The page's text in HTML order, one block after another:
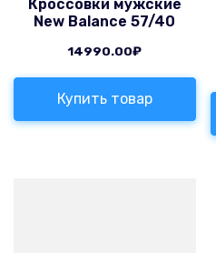
Кроссовки мужские
New Balance 57/40
14990.00₽
Купить товар